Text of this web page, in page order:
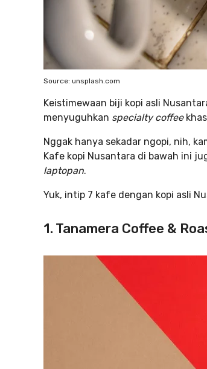
Source: unsplash.com
Keistimewaan biji kopi asli
menyuguhkan specialty coffee
Nggak hanya sekadar ngopi, nih,
Kafe kopi Nusantara di bawah ini
laptopan.
Yuk, intip 7 kafe dengan kopi asli
1. Tanamera Coffee &